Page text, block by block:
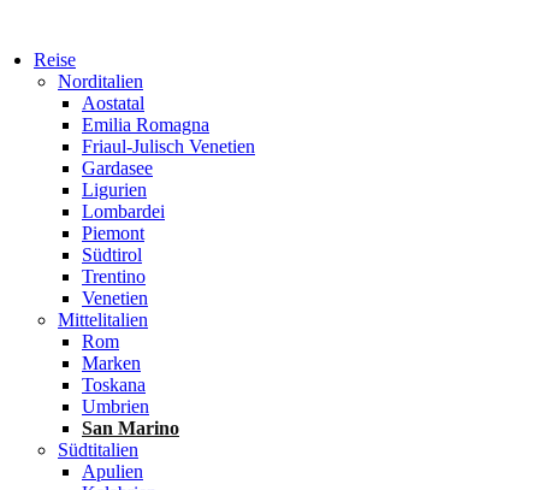
Reise
Norditalien
Aostatal
Emilia Romagna
Friaul-Julisch Venetien
Gardasee
Ligurien
Lombardei
Piemont
Südtirol
Trentino
Venetien
Mittelitalien
Rom
Marken
Toskana
Umbrien
San Marino
Südtitalien
Apulien